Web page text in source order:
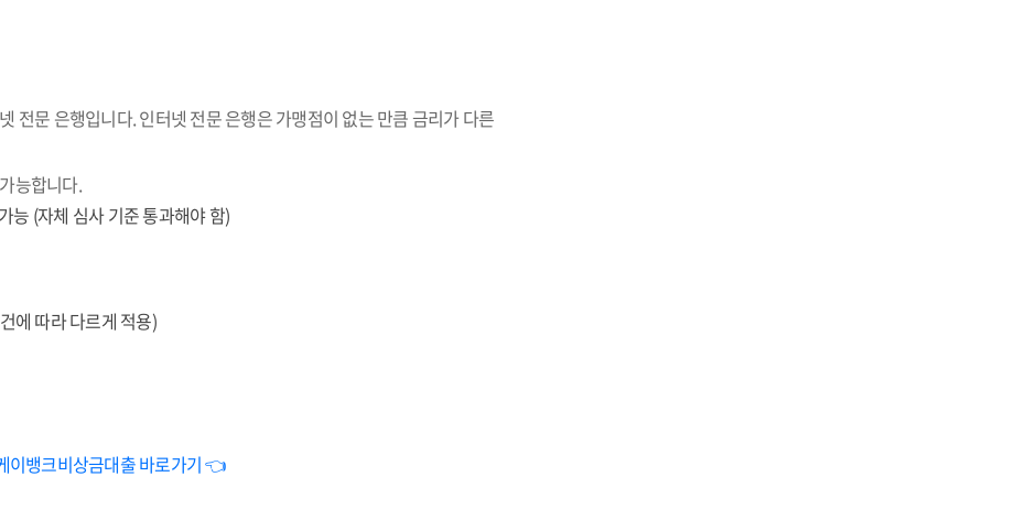
전문 은행입니다. 인터넷 전문 은행은 가맹점이 없는 만큼 금리가 다른
능합니다.
능 (자체 심사 기준 통과해야 함)
에 따라 다르게 적용)
이뱅크비상금대출 바로가기 👈